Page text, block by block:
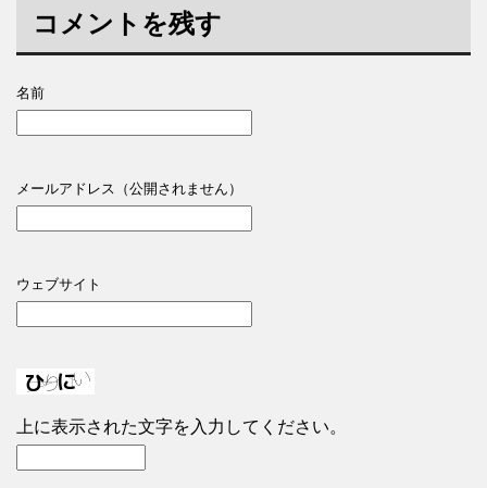
コメントを残す
名前
メールアドレス（公開されません）
ウェブサイト
上に表示された文字を入力してください。